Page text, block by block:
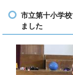
市立第十小学
ました